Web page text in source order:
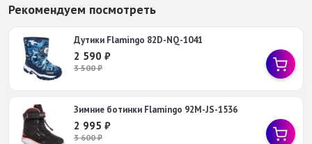
Рекомендуем посмотреть
Дутики Flamingo 82D-NQ-1041
2 590 ₽
3 500₽
Зимние ботинки Flamingo 92M-JS-1536
2 995 ₽
3 600₽